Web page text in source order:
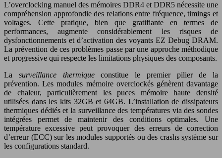
L’overclocking manuel des mémoires DDR4 et DDR5 nécessite une
compréhension approfondie des relations entre fréquence, timings et
voltages. Cette pratique, bien que gratifiante en termes de
performances, augmente considérablement les risques de
dysfonctionnements et d’activation des voyants EZ Debug DRAM.
La prévention de ces problèmes passe par une approche méthodique
et progressive qui respecte les limitations physiques des composants.
La surveillance thermiqueconstitue le premier pilier de la
prévention. Les modules mémoire overclockés génèrent davantage
de chaleur, particulièrement les puces mémoire haute densité
utilisées dans les kits 32GB et 64GB. L’installation de dissipateurs
thermiques dédiés et la surveillance des températures via des sondes
intégrées permet de maintenir des conditions optimales. Une
température excessive peut provoquer des erreurs de correction
d’erreur (ECC) sur les modules supportés ou des crashs système sur
les configurations standard.